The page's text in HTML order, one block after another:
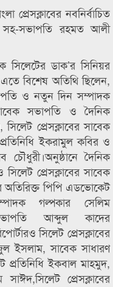
প্রেসক্লাবের নবনির্বাচিত
সহ-সভাপতি রহমত আলী
সিলেটের ডাক’র সিনিয়র
এতে বিশেষ অতিথি ছিলেন,
ও নতুন দিন সম্পাদক
সভাপতি ও দৈনিক
প্রেসক্লাবের সাবেক
ইকরামুল কবির ও
চৌধুরী।অনুষ্ঠানে দৈনিক
প্রেসক্লাবের সাবেক
পিপি এডভোকেট
গল্পকার সেলিম
আব্দুল কাদের
সিলেট প্রেসক্লাবের
ইসলাম, সাবেক সাধারণ
প্রতিনিধি ইকবাল মাহমুদ,
প্রেসক্লাবের